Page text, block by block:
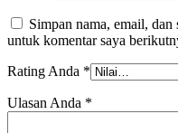
Simpan nama, email,
untuk komentar saya
Rating Anda *
Ulasan Anda *